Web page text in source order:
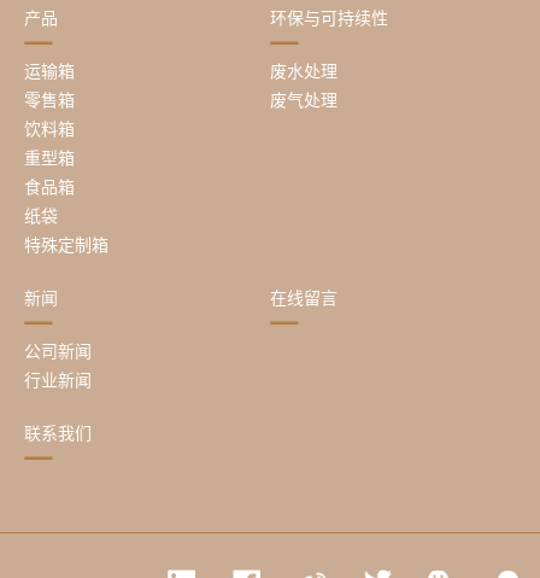
产品
运输箱
零售箱
饮料箱
重型箱
食品箱
纸袋
特殊定制箱
环保与可持续性
废水处理
废气处理
新闻
公司新闻
行业新闻
在线留言
联系我们